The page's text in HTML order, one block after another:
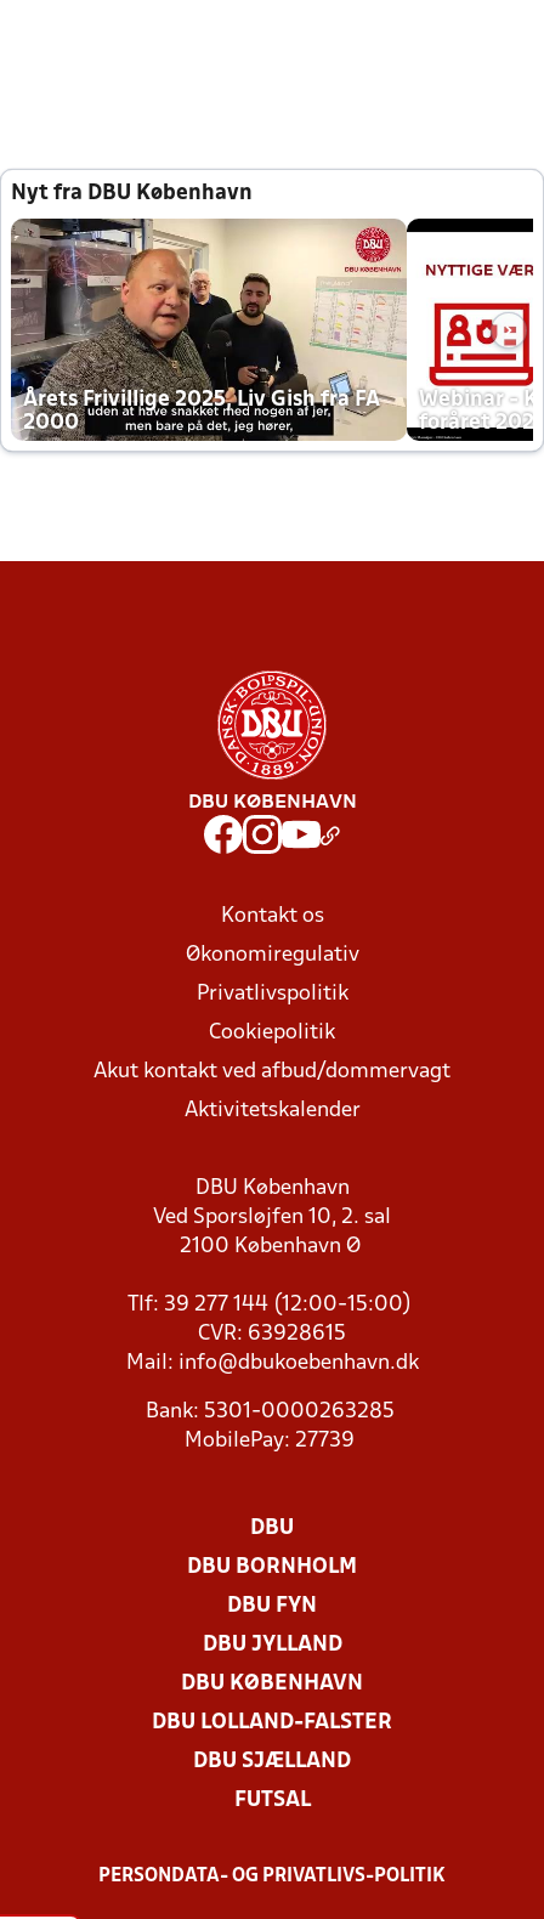
Nyt fra DBU København
Årets Frivillige 2025, Liv Gish fra FA
2000
Webinar -
foråret
DBU KØBENHAVN
Kontakt os
Økonomiregulativ
Privatlivspolitik
Cookiepolitik
Akut kontakt ved afbud/dommervagt
Aktivitetskalender
DBU København
Ved Sporsløjfen 10, 2. sal
2100 København Ø
Tlf: 39 277 144 (12:00-15:00)
CVR: 63928615
Mail: info@dbukoebenhavn.dk
Bank: 5301-0000263285
MobilePay: 27739
DBU
DBU BORNHOLM
DBU FYN
DBU JYLLAND
DBU KØBENHAVN
DBU LOLLAND-FALSTER
DBU SJÆLLAND
FUTSAL
PERSONDATA- OG PRIVATLIVS-POLITIK